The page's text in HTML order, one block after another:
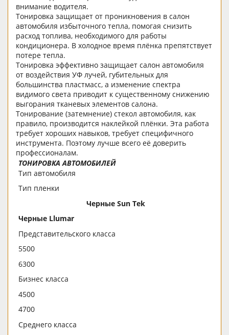
внимание водителя.
Тонировка защищает от проникновения в салон
автомобиля избыточного тепла, помогая снизить
расход топлива, необходимого для работы
кондиционера. В холодное время плёнка препятствует
потере тепла.
Тонировка эффективно защищает салон автомобиля
от воздействия УФ лучей, губительных для
большинства пластмасс, а изменение спектра
видимого света приводит к существенному снижению
выгорания тканевых элементов салона.
Тонирование (затемнение) стекол автомобиля, как
правило, производится наклейкой плёнки. Эта работа
требует хороших навыков, требует специфичного
инструмента. Поэтому лучше всего её доверить
профессионалам.
ТОНИРОВКА АВТОМОБИЛЕЙ
Тип автомобиля
Тип пленки
Черные Sun Tek
Черные Llumar
Представительского класса
5500
6300
Бизнес класса
4500
4700
Среднего класса